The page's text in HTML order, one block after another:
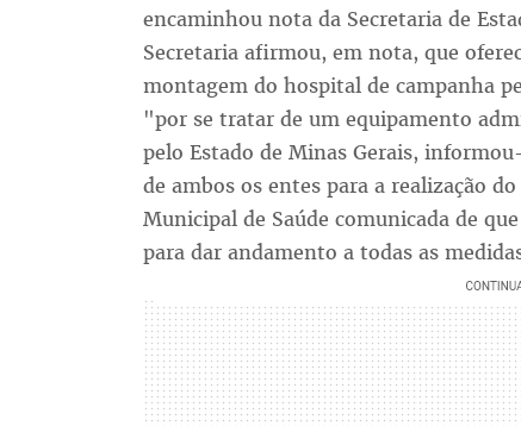
encaminhou nota da Secretaria de
Secretaria afirmou, em nota, que
montagem do hospital de campanha
"por se tratar de um equipamento
pelo Estado de Minas Gerais,
de ambos os entes para a realização
Municipal de Saúde comunicada de
para dar andamento a todas as